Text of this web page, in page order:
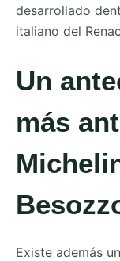
desarrollado
italiano del
Un
más
Existe además